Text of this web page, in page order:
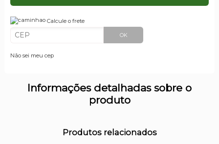
Calcule o frete
OK
Não sei meu cep
Informações detalhadas sobre o
produto
Produtos relacionados